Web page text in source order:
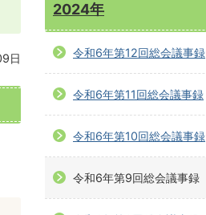
日
2024年
令和6年第12回総会議事録
令和6年第11回総会議事録
令和6年第10回総会議事録
令和6年第9回総会議事録